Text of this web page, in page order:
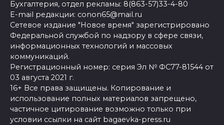
Бухгалтерия, отдел рекламы: 8(863-57)33-4-80
E-mail редакции: conon65@mail.ru
Сетевое издание "Новое время" зарегистрировано
Федеральной службой по надзору в сфере связи,
информационных технологий и массовых
коммуникаций.
Регистрационный номер: серия Эл № ФС77-81544 от
03 августа 2021 г.
16+ Все права защищены. Копирование и
использование полных материалов запрещено,
частичное цитирование возможно только при
условии ссылки на сайт bagaevka-press.ru